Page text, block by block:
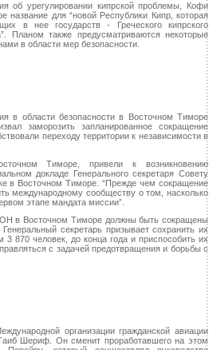
об урегулировании кипрской проблемы, Кофи
название для “новой Республики Кипр, которая
в нее государств - Греческого кипрского
Планом также предусматриваются некоторые
в области мер безопасности.
в области безопасности в Восточном Тиморе
заморозить запланированное сокращение
переходу территории к независимости в
Тиморе, привели к возникновению
докладе Генерального секретаря Совету
в Восточном Тиморе. “Прежде чем сокращение
международному сообществу о том, насколько
этапе мандата миссии”.
в Восточном Тиморе должны быть сокращены
секретарь призывает сохранить их
870 человек, до конца года и приспособить их
с задачей предотвращения и борьбы с
организации гражданской авиации
Шериф. Он сменит проработавшего на этом